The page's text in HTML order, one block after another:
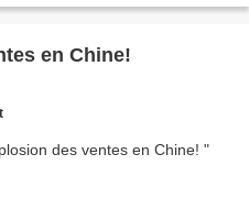
en Chine!